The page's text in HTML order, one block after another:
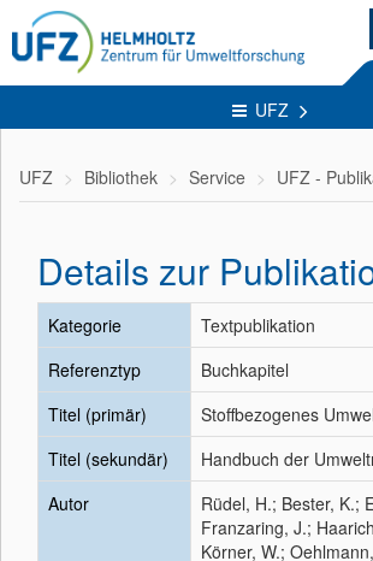
UFZ
UFZ Bibliothek Service UFZ -
Details zur
Kategorie
Textpublikation
Referenztyp
Buchkapitel
Titel (primär)
Stoffbezogenes
Titel (sekundär)
Handbuch der
Autor
Rüdel, H.; Bester, K.;
Franzaring, J.;
Körner, W.;